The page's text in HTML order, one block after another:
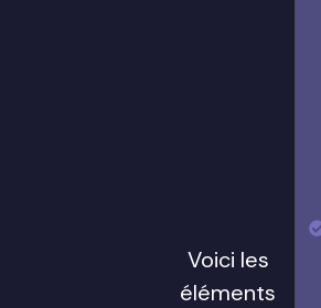
Voici les
éléments